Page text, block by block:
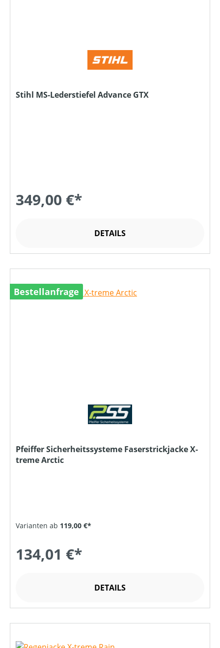
Stihl MS-Lederstiefel Advance GTX
349,00 €*
DETAILS
Bestellanfrage
Pfeiffer Sicherheitssysteme Faserstrickjacke X-
treme Arctic
Varianten ab 119,00 €*
134,01 €*
DETAILS